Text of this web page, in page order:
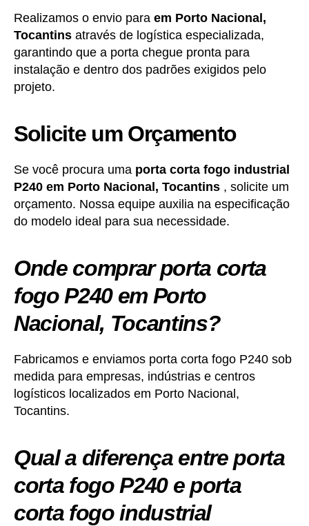
Realizamos o envio para em Porto Nacional,
Tocantins através de logística especializada,
garantindo que a porta chegue pronta para
instalação e dentro dos padrões exigidos pelo
projeto.
Solicite um Orçamento
Se você procura uma porta corta fogo industrial
P240 em Porto Nacional, Tocantins , solicite um
orçamento. Nossa equipe auxilia na especificação
do modelo ideal para sua necessidade.
Onde comprar porta corta
fogo P240 em Porto
Nacional, Tocantins?
Fabricamos e enviamos porta corta fogo P240 sob
medida para empresas, indústrias e centros
logísticos localizados em Porto Nacional,
Tocantins.
Qual a diferença entre porta
corta fogo P240 e porta
corta fogo industrial